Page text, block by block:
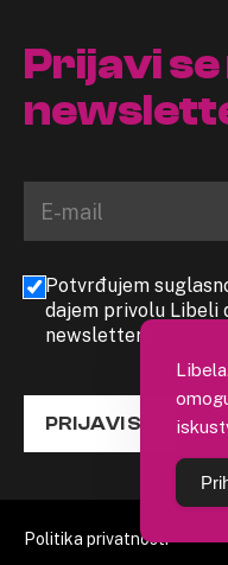
Prijavi
Potvrđujem
dajem privolu Libeli
newslettera
PRIJAVI SE
Politika privatnosti